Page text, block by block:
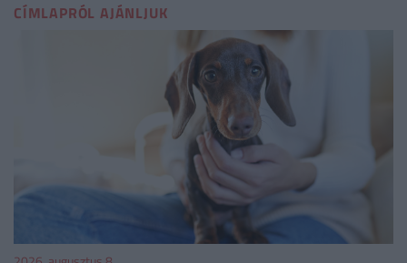
CÍMLAPRÓL AJÁNLJUK